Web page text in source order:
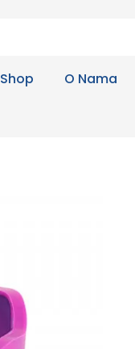
Shop O Nama